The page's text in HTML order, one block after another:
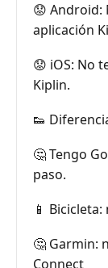
😟 Android:
aplicación
😟 iOS: No
Kiplin.
👟
🤔 Tengo
paso.
📱
🤔 Garmin:
Connect